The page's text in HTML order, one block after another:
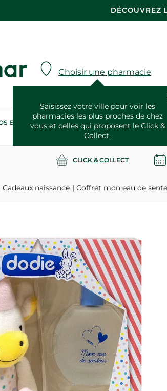
DÉCOUVREZ
Choisir une pharmacie
Saisissez votre ville pour voir les
pharmacies les plus proches de chez
vous et celles qui proposent le Click &
Collect.
ENGAGEMENTS
RSE
NOS SERVICES
SANTÉ
CLICK & COLLECT
Cadeaux naissance Coffret mon eau de